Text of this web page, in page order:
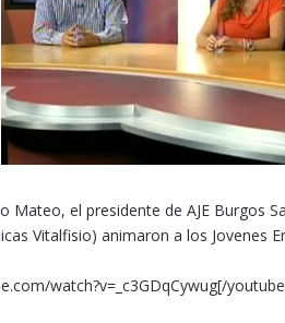
el presidente de AJE Burgos
Vitalfisio) animaron a los
watch?v=_c3GDqCywug[/